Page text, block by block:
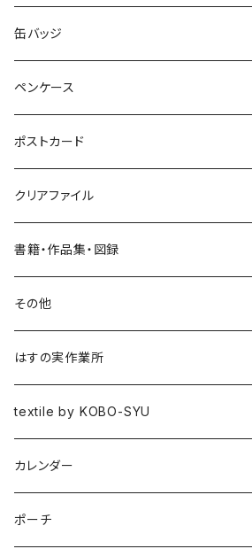
ポニーフック
ブローチ
缶バッジ
ペンケース
ポストカード
クリアファイル
書籍・作品集・図録
書籍
作品集
図録
その他
はすの実作業所
textile by KOBO-SYU
HISASHI IGARASHI
カレンダー
ポーチ